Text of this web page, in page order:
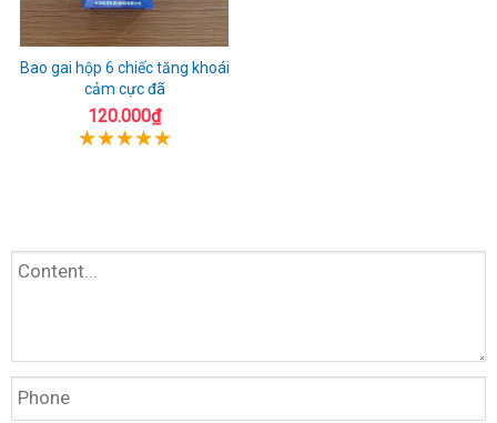
Bao gai hộp 6 chiếc tăng khoái
cảm cực đã
120.000₫